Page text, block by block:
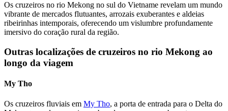
Os cruzeiros no rio Mekong no sul do Vietname revelam um mundo
vibrante de mercados flutuantes, arrozais exuberantes e aldeias
ribeirinhas intemporais, oferecendo um vislumbre profundamente
imersivo do coração rural da região.
Outras localizações de cruzeiros no rio Mekong ao
longo da viagem
My Tho
Os cruzeiros fluviais em My Tho, a porta de entrada para o Delta do